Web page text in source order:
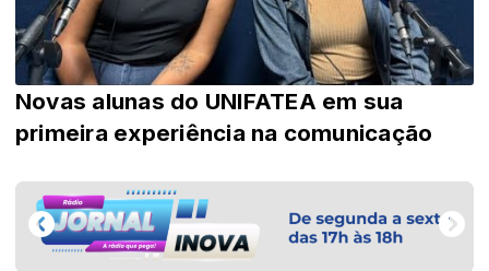
Novas alunas do UNIFATEA em sua
primeira experiência na comunicação